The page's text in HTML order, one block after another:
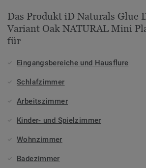
Das Produkt iD Naturals Glue
Variant Oak NATURAL Mini
für
Eingangsbereiche und Hausflure
Schlafzimmer
Arbeitszimmer
Kinder- und Spielzimmer
Wohnzimmer
Badezimmer